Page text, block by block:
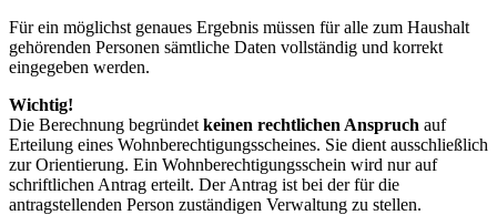
Für ein möglichst genaues Ergebnis müssen für alle zum Haushalt
gehörenden Personen sämtliche Daten vollständig und korrekt
eingegeben werden.
Wichtig!
Die Berechnung begründet keinen rechtlichen Anspruch auf
Erteilung eines Wohnberechtigungsscheines. Sie dient ausschließlich
zur Orientierung. Ein Wohnberechtigungsschein wird nur auf
schriftlichen Antrag erteilt. Der Antrag ist bei der für die
antragstellenden Person zuständigen Verwaltung zu stellen.